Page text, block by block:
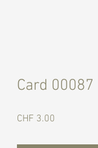
Card 00087
CHF 3.00